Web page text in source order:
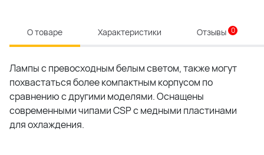
О товаре Характеристики Отзывы 0
Лампы с превосходным белым светом, также могут
похвастаться более компактным корпусом по
сравнению с другими моделями. Оснащены
современными чипами CSP с медными пластинами
для охлаждения.